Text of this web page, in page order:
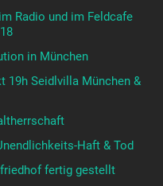
Radio und im Feldcafe
in München
19h Seidlvilla München &
Haft & Tod
fertig gestellt